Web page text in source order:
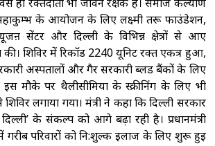
महाकुम्भ के आयोजन के लिए लक्ष्मी तरू फाउंडेशन,
सेंटर और दिल्ली के विभिन्न क्षेत्रों से आए
की। शिविर में रिकॉर्ड 2240 यूनिट रक्त एकत्र हुआ,
अस्पतालों और गैर सरकारी ब्लड बैंकों के लिए
इस मौके पर थैलीसीमिया के स्क्रीनिंग के लिए भी
लगाया गया। मंत्री ने कहा कि दिल्ली सरकार
के संकल्प को आगे बढ़ा रही है। प्रधानमंत्री
गरीब परिवारों को नि:शुल्क इलाज के लिए शुरू हुई